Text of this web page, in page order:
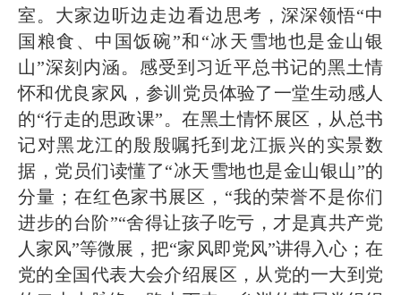
室。大家边听边走边看边思考，深深领悟“中
国粮食、中国饭碗”和“冰天雪地也是金山银
山”深刻内涵。感受到习近平总书记的黑土情
怀和优良家风，参训党员体验了一堂生动感人
的“行走的思政课”。在黑土情怀展区，从总书
记对黑龙江的殷殷嘱托到龙江振兴的实景数
据，党员们读懂了“冰天雪地也是金山银山”的
分量；在红色家书展区，“我的荣誉不是你们
进步的台阶”“舍得让孩子吃亏，才是真共产党
人家风”等微展，把“家风即党风”讲得入心；在
党的全国代表大会介绍展区，从党的一大到党